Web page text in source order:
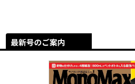
最新号のご案内